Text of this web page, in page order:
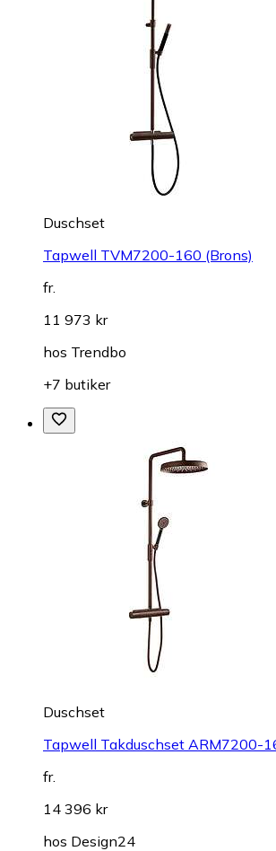
Duschset
Tapwell TVM7200-160 (Brons)
fr.
11 973 kr
hos Trendbo
+7 butiker
Duschset
Tapwell Takduschset ARM7200-
fr.
14 396 kr
hos Design24